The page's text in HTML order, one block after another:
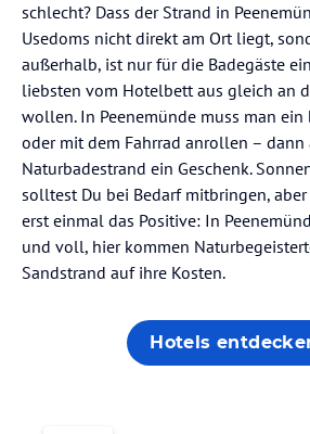
schlecht? Dass der Strand in
Usedoms nicht direkt am Ort liegt,
außerhalb, ist nur für die Badegäste
liebsten vom Hotelbett aus gleich an
wollen. In Peenemünde muss man ein
oder mit dem Fahrrad anrollen – dann
Naturbadestrand ein Geschenk.
solltest Du bei Bedarf mitbringen,
erst einmal das Positive: In
und voll, hier kommen
Sandstrand auf ihre Kosten.
Hotels